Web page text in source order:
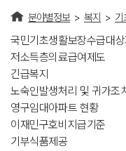
분야별정보 > 복지 > 기
국민기초생활보장수급대
저소득층의료급여제도
긴급복지
노숙인발생처리 및 귀가조
영구임대아파트 현황
이재민구호비지급기준
기부식품제공